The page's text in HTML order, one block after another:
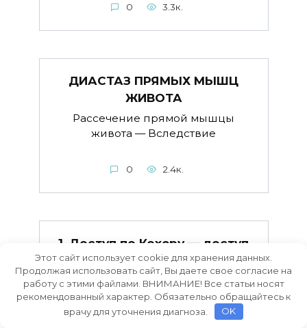
0 3.3к.
ДИАСТАЗ ПРЯМЫХ МЫШЦ
ЖИВОТА
Рассечение прямой мышцы
живота — Вследствие
0 2.4к.
1. Доступ по Кохеру — доступ
к желчным путям и
печеночному углу толстой
кишки- ко…
1. Доступ по Кохеру — доступ к
Этот сайт использует cookie для хранения данных.
Продолжая использовать сайт, Вы даете свое согласие на
работу с этими файлами. ВНИМАНИЕ! Все статьи носят
рекомендованный характер. Обязательно обращайтесь к
врачу для уточнения диагноза.
OK